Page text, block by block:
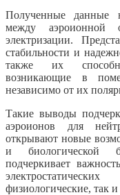
Полученные данные
между аэроионной
электризации.
стабильности и
также их
возникающие в
независимо от их
Такие выводы
аэроионов для
открывают новые
и биологической
подчеркивает
физиологические, так